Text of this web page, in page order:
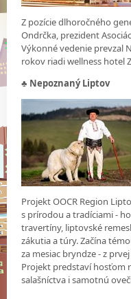
Z pozície dlhoročného
Ondrčka, prezident
Výkonné vedenie prevzal
rokov riadi wellness hotel
♣ Nepoznaný Liptov
Projekt OOCR Region
s prírodou a tradíciami -
travertíny, liptovské
zákutia a túry. Začína
za mesiac bryndze - z
Projekt predstaví hosťom
salašníctva i samotnú